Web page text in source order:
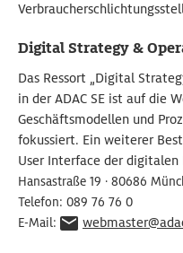
Digital Strategy &
Das Ressort „Digital
in der ADAC SE ist auf die
Geschäftsmodellen und
fokussiert. Ein weiterer
User Interface der digitalen
Hansastraße 19 · 80686
Telefon: 089 76 76 0
E-Mail: